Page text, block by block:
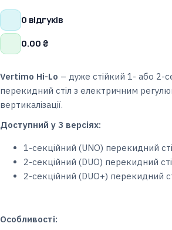
0 відгуків
0.00₴
Vertimo Hi-Lo – дуже стійкий 1- або 2-
перекидний стіл з електричним
вертикалізації.
Доступний у 3 версіях:
1-секційний (UNO) перекидний
2-секційний (DUO) перекидний
2-секційний (DUO+) перекидний
Особливості: